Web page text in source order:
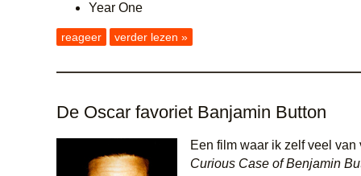
Year One
reageer verder lezen »
De Oscar favoriet Banjamin Button
Een film waar ik zelf veel
Curious Case of Benjamin